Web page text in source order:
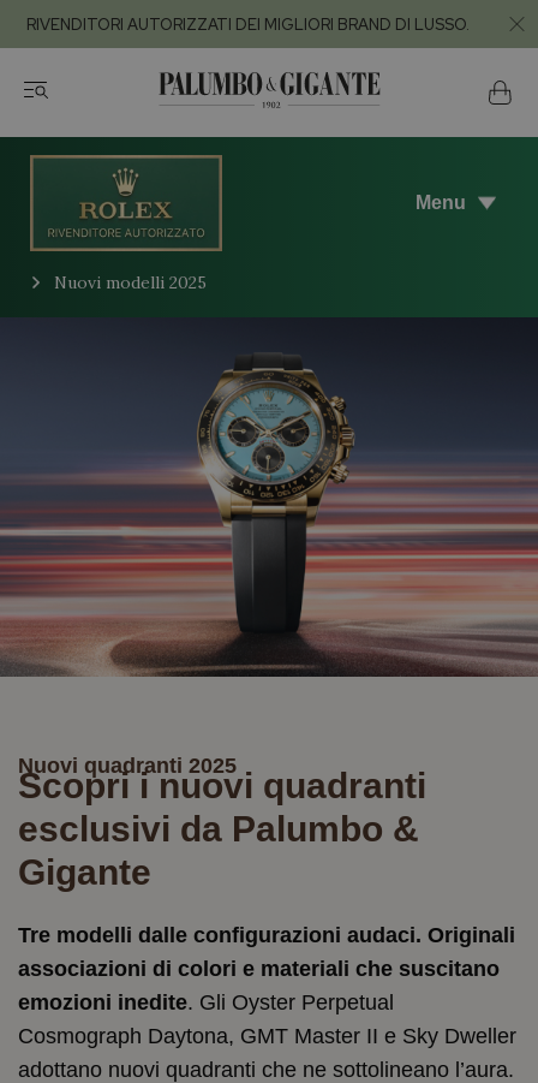
RIVENDITORI AUTORIZZATI DEI MIGLIORI BRAND DI LUSSO.
Menu
Nuovi modelli 2025
Nuovi quadranti 2025
Scopri i nuovi quadranti
esclusivi da Palumbo &
Gigante
Tre modelli dalle configurazioni audaci. Originali
associazioni di colori e materiali che suscitano
emozioni inedite. Gli Oyster Perpetual
Cosmograph Daytona, GMT Master II e Sky Dweller
adottano nuovi quadranti che ne sottolineano l’aura.